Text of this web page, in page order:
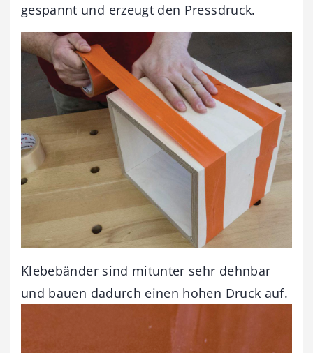
gespannt und erzeugt den Pressdruck.
Klebebänder sind mitunter sehr dehnbar
und bauen dadurch einen hohen Druck auf.